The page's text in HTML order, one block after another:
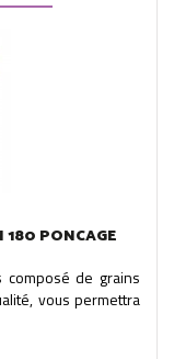
180 PONCAGE
de grains
vous permettra